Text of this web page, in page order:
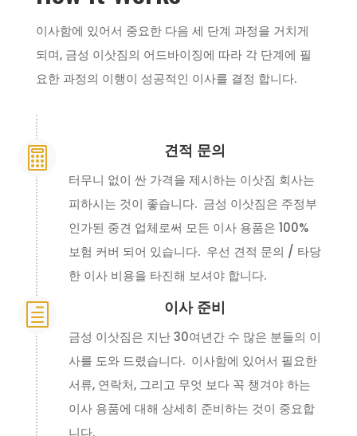
이사함에 있어서 중요한 다음 세 단계 과정을 거치게
되며, 금성 이삿짐의 어드바이징에 따라 각 단계에 필
요한 과정의 이행이 성공적인 이사를 결정 합니다.
 견적 문의
터무니 없이 싼 가격을 제시하는 이삿짐 회사는
피하시는 것이 좋습니다. 금성 이삿짐은 주정부
인가된 중견 업체로써 모든 이사 용품은 100%
보험 커버 되어 있습니다. 우선 견적 문의 / 타당
한 이사 비용을 타진해 보셔야 합니다.
h 이사 준비
금성 이삿짐은 지난 30여년간 수 많은 분들의 이
사를 도와 드렸습니다. 이사함에 있어서 필요한
서류, 연락처, 그리고 무엇 보다 꼭 챙겨야 하는
이사 용품에 대해 상세히 준비하는 것이 중요합
니다.